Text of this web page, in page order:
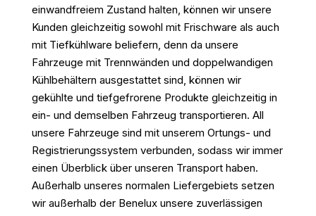
einwandfreiem Zustand halten, können wir unsere
Kunden gleichzeitig sowohl mit Frischware als auch
mit Tiefkühlware beliefern, denn da unsere
Fahrzeuge mit Trennwänden und doppelwandigen
Kühlbehältern ausgestattet sind, können wir
gekühlte und tiefgefrorene Produkte gleichzeitig in
ein- und demselben Fahrzeug transportieren. All
unsere Fahrzeuge sind mit unserem Ortungs- und
Registrierungssystem verbunden, sodass wir immer
einen Überblick über unseren Transport haben.
Außerhalb unseres normalen Liefergebiets setzen
wir außerhalb der Benelux unsere zuverlässigen